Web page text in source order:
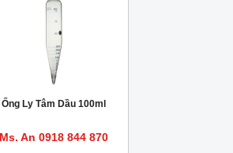
Ống Ly Tâm Dầu 100ml
Ms. An 0918 844 870